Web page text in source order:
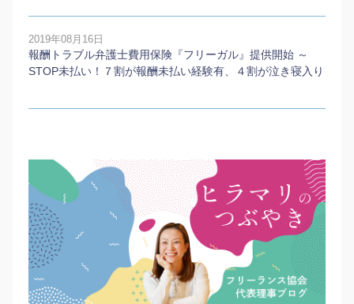
2019年08月16日
報酬トラブル弁護士費用保険『フリーガル』提供開始 ～
STOP未払い！７割が報酬未払い経験有、４割が泣き寝入り